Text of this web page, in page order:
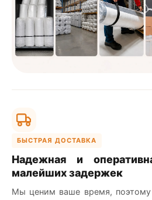
БЫСТРАЯ ДОСТАВКА
Надежная и
малейших задержек
Мы ценим ваше время, поэтому